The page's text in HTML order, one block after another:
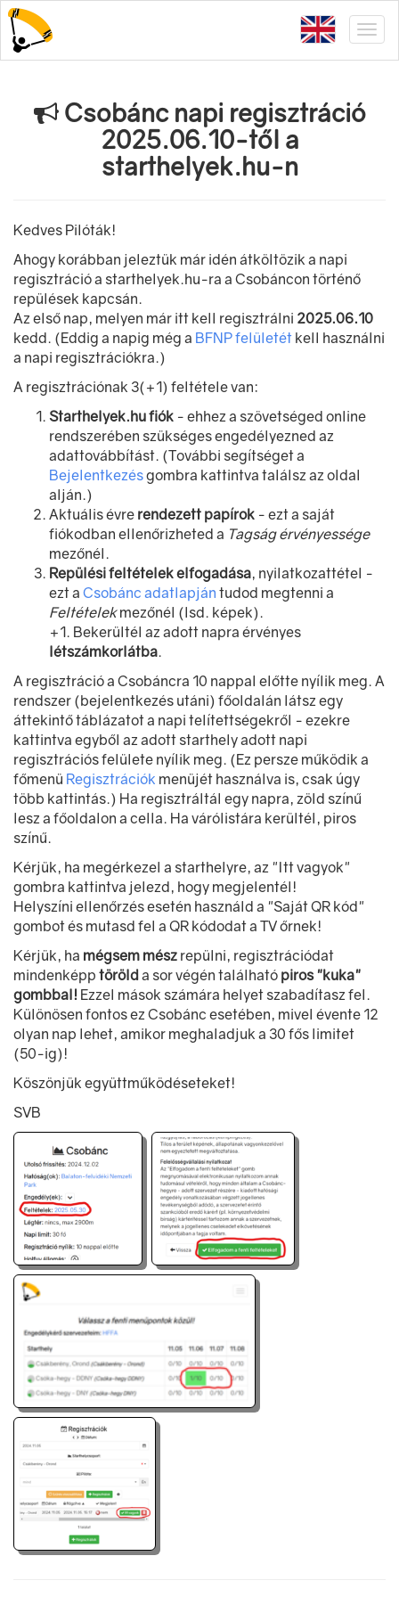
Csobánc napi regisztráció
2025.06.10-től a
starthelyek.hu-n
Kedves Pilóták!
Ahogy korábban jeleztük már idén átköltözik a napi
regisztráció a starthelyek.hu-ra a Csobáncon történő
repülések kapcsán.
Az első nap, melyen már itt kell regisztrálni 2025.06.10
kedd. (Eddig a napig még a BFNP felületét kell használni
a napi regisztrációkra.)
A regisztrációnak 3(+1) feltétele van:
Starthelyek.hu fiók - ehhez a szövetséged online
rendszerében szükséges engedélyezned az
adattovábbítást. (További segítséget a
Bejelentkezésgombra kattintva találsz az oldal
alján.)
Aktuális évre rendezett papírok - ezt a saját
fiókodban ellenőrizheted a Tagság érvényessége
mezőnél.
Repülési feltételek elfogadása, nyilatkozattétel -
ezt a Csobánc adatlapján tudod megtenni a
Feltételekmezőnél (lsd. képek).
+1. Bekerültél az adott napra érvényes
létszámkorlátba.
A regisztráció a Csobáncra 10 nappal előtte nyílik meg. A
rendszer (bejelentkezés utáni) főoldalán látsz egy
áttekintő táblázatot a napi telítettségekről - ezekre
kattintva egyből az adott starthely adott napi
regisztrációs felülete nyílik meg. (Ez persze működik a
főmenü Regisztrációk menüjét használva is, csak úgy
több kattintás.) Ha regisztráltál egy napra, zöld színű
lesz a főoldalon a cella. Ha várólistára kerültél, piros
színű.
Kérjük, ha megérkezel a starthelyre, az "Itt vagyok"
gombra kattintva jelezd, hogy megjelentél!
Helyszíni ellenőrzés esetén használd a "Saját QR kód"
gombot és mutasd fel a QR kódodat a TV őrnek!
Kérjük, ha mégsem mész repülni, regisztrációdat
mindenképp törölda sor végén található piros "kuka"
gombbal! Ezzel mások számára helyet szabadítasz fel.
Különösen fontos ez Csobánc esetében, mivel évente 12
olyan nap lehet, amikor meghaladjuk a 30 fős limitet
(50-ig)!
Köszönjük együttműködéseteket!
SVB